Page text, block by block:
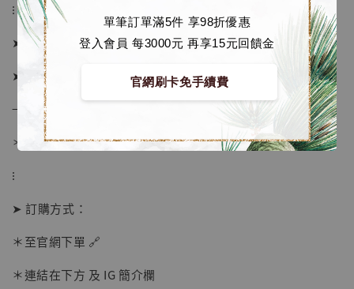
單筆訂單滿5件 享98折優惠
登入會員 每3000元 再享15元回饋金
官網刷卡免手續費
【店內現貨】海賊王 系列蒐藏雕像 布魯克達
⁝
➤ 預購截止日：待工作室通知
➤ 預計發貨日：2026年4-6月 (僅供參考)
→ 若有提前或延後則以廠商實際發貨時間為準
＊ 若有時間考量, 請至官網現貨區選購
⁝
➤ 訂購方式：
＊至官網下單 🔗
＊連結在下方 及 IG 簡介欄